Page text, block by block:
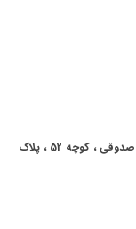
قم ، خیابان شهید صدوقی ، کوچه 52 ، پلاک